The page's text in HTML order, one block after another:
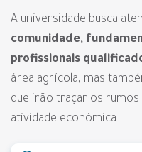
A universidade busca
comunidade,
profissionais
área agrícola, mas
que irão traçar os
atividade econômica.